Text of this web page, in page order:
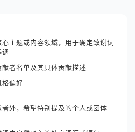
心主题或内容领域，用于确定致谢词
调
献者名单及其具体贡献描述
格偏好
者外，希望特别提及的个人或团体